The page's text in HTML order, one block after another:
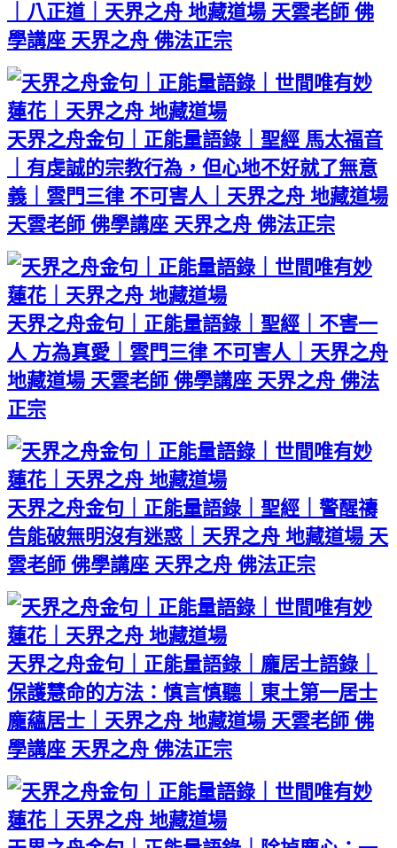
｜八正道｜天界之舟 地藏道場 天雲老師 佛
學講座 天界之舟 佛法正宗
天界之舟金句｜正能量語錄｜聖經 馬太福音
｜有虔誠的宗教行為，但心地不好就了無意
義｜雲門三律 不可害人｜天界之舟 地藏道場
天雲老師 佛學講座 天界之舟 佛法正宗
天界之舟金句｜正能量語錄｜聖經｜不害一
人 方為真愛｜雲門三律 不可害人｜天界之舟
地藏道場 天雲老師 佛學講座 天界之舟 佛法
正宗
天界之舟金句｜正能量語錄｜聖經｜警醒禱
告能破無明沒有迷惑｜天界之舟 地藏道場 天
雲老師 佛學講座 天界之舟 佛法正宗
天界之舟金句｜正能量語錄｜龐居士語錄｜
保護慧命的方法：慎言慎聽｜東土第一居士
龐蘊居士｜天界之舟 地藏道場 天雲老師 佛
學講座 天界之舟 佛法正宗